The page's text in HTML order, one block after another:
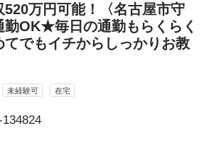
520万円可能！〈名古屋市守
勤OK★毎日の通勤もらくらく
でもイチからしっかりお教
未経験可 在宅